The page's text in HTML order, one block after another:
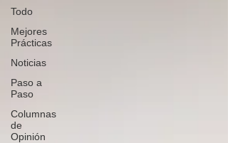
Todo
Mejores
Prácticas
Noticias
Paso a
Paso
Columnas
de
Opinión